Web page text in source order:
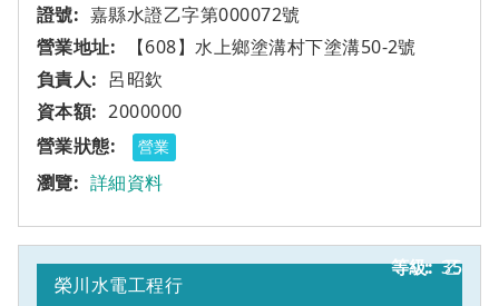
嘉縣水證乙字第000072號
【608】水上鄉塗溝村下塗溝50-2號
呂昭欽
2000000
營業
詳細資料
35
榮川水電工程行
乙